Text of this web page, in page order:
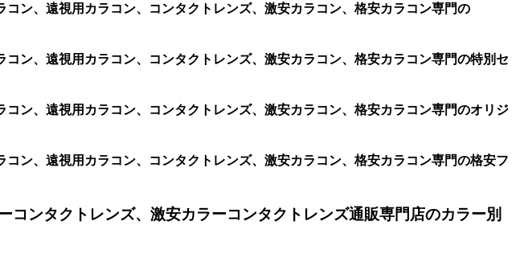
ン、遠視用カラコン、コンタクトレンズ、激安カラコン、格安カラコン専門の
ン、遠視用カラコン、コンタクトレンズ、激安カラコン、格安カラコン専門の特別セ
ン、遠視用カラコン、コンタクトレンズ、激安カラコン、格安カラコン専門のオリジ
ン、遠視用カラコン、コンタクトレンズ、激安カラコン、格安カラコン専門の格安フ
ンタクトレンズ、激安カラーコンタクトレンズ通販専門店のカラー別